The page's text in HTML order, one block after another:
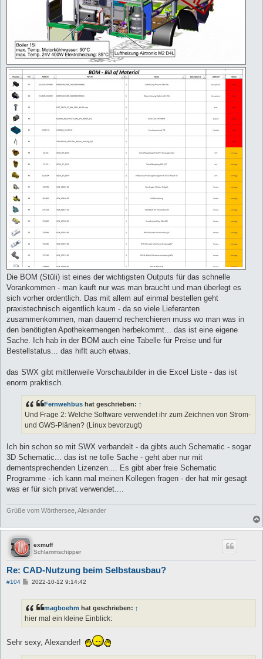
Die BOM (Stüli) ist eines der wichtigsten Outputs für das schnelle
Vorankommen - man kauft nur was man braucht und man überlegt es
sich vorher ordentlich. Das mit allem auf einmal bestellen geht
praxistechnisch eigentlich kaum - da so viele Lieferanten
zusammenkommen, man dauernd recherchieren muss wo man was in
den benötigten Apothekermengen herbekommt... das ist eine eigene
Sache. Ich hab in der BOM auch eine Tabelle für Preise und für
Bestellstatus... das hiflt auch etwas.
das SWX gibt mittlerweile Vorschaubilder in die Excel Liste - das ist
enorm praktisch.
Fernwehbus hat geschrieben: ↑
Und Frage 2: Welche Software verwendet ihr zum Zeichnen von Strom-
und GWS-Plänen? (Linux bevorzugt)
Ich bin schon so mit SWX verbandelt - da gibts auch Schematic - sogar
3D Schematic... das ist ne tolle Sache - geht aber nur mit
dementsprechenden Lizenzen.... Es gibt aber freie Schematic
Programme - ich kann mal meinen Kollegen fragen - der hat mir gesagt
was er für sich privat verwendet....
Grüße vom Wörthersee, Alexander
exmuff
Schlammschipper
Re: CAD-Nutzung beim Selbstausbau?
#104
B
r
a
2022-10-12 9:14:42
magboehm hat geschrieben: ↑
hier mal ein kleine Einblick:
Sehr sexy, Alexander!